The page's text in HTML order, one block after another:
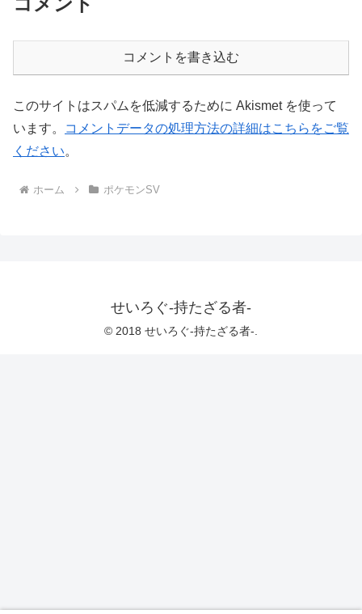
コメントを書き込む
このサイトはスパムを低減するために Akismet を使って
います。
コメントデータの処理方法の詳細はこちらをご覧
ください。
ホーム ポケモンSV
せいろぐ-持たざる者-
© 2018 せいろぐ-持たざる者-.